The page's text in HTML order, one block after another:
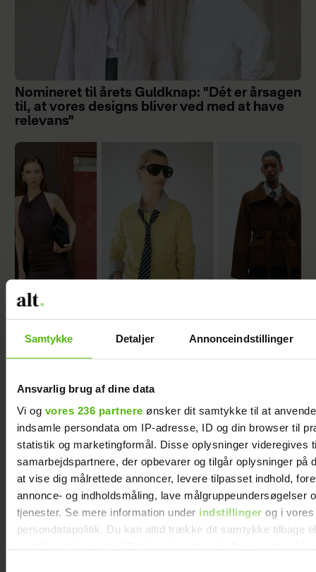
Samtykke Detaljer Annonceindstillinger
Ansvarlig brug af dine data
Vi og vores 236 partnere ønsker dit samtykke til at
indsamle persondata om IP-adresse, ID og din browser til
statistik og marketingformål. Disse oplysninger videregives
samarbejdspartnere, der opbevarer og tilgår oplysninger på
at vise dig målrettede annoncer, levere tilpasset indhold,
annonce- og indholdsmåling, lave målgruppeundersøgelser
tjenester. Se mere information under indstillinger og i vores
persondatapolitik. Du kan altid trække dit samtykke tilbage
Nomineret til årets Guldknap: "Dét er årsagen
til, at vores designs bliver ved med at have
relevans"
Guldknap-prisen 2026: Her kan du stemme
på din favorit